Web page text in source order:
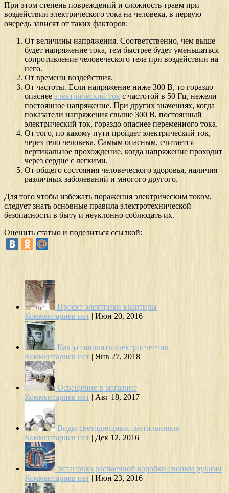
При этом степень повреждений и сложность травм при
воздействии электрического тока на человека, в первую
очередь зависят от таких факторов:
От величины напряжения. Соответственно, чем выше
будет напряжение тока, тем быстрее будет уменьшаться
сопротивление человеческого тела при воздействии на
него.
От времени воздействия.
От частоты. Если напряжение ниже 300 В, то гораздо
опаснее электрический ток с частотой в 50 Гц, нежели
постоянное напряжение. При других значениях, когда
показатели напряжения свыше 300 В, постоянный
электрический ток, гораздо опаснее переменного тока.
От того, по какому пути пройдет электрический ток,
через тело человека. Самым опасным, считается
вертикальное прохождение, когда напряжение проходит
через сердце с легкими.
От общего состояния человеческого здоровья, наличия
различных заболеваний и многого другого.
Для того чтобы избежать поражения электрическим током,
следует знать основные правила электротехнической
безопасности в быту и неуклонно соблюдать их.
Оценить статью и поделиться ссылкой:
Проект электрики квартиры
Комментариев нет | Июн 20, 2016
Как установить электросчетчик
Комментариев нет | Янв 27, 2018
Освещение в магазине
Комментариев нет | Авг 18, 2017
Виды светодиодных светильников
Комментариев нет | Дек 12, 2016
Установка распаечной коробки своими руками
Комментариев нет | Июн 23, 2016